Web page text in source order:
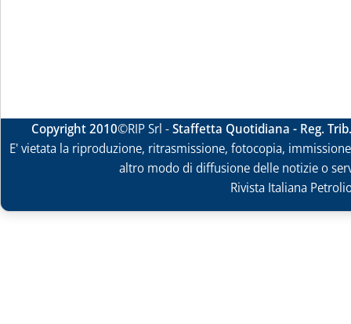
Copyright 2010©RIP Srl -Staffetta Quotidiana - Reg.
E' vietata la riproduzione, ritrasmissione, fotocopia,
altro modo di diffusione delle notizie o
Rivista Italiana